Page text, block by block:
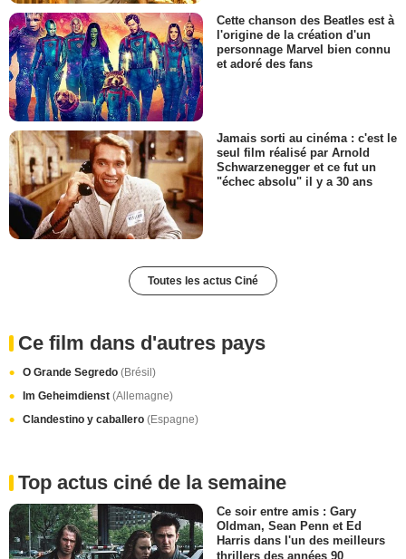
Cette chanson des Beatles est à
l'origine de la création d'un
personnage Marvel bien connu
et adoré des fans
Jamais sorti au cinéma : c'est le
seul film réalisé par Arnold
Schwarzenegger et ce fut un
"échec absolu" il y a 30 ans
Toutes les actus Ciné
Ce film dans d'autres pays
O Grande Segredo (Brésil)
Im Geheimdienst (Allemagne)
Clandestino y caballero (Espagne)
Top actus ciné de la semaine
Ce soir entre amis : Gary
Oldman, Sean Penn et Ed
Harris dans l'un des meilleurs
thrillers des années 90